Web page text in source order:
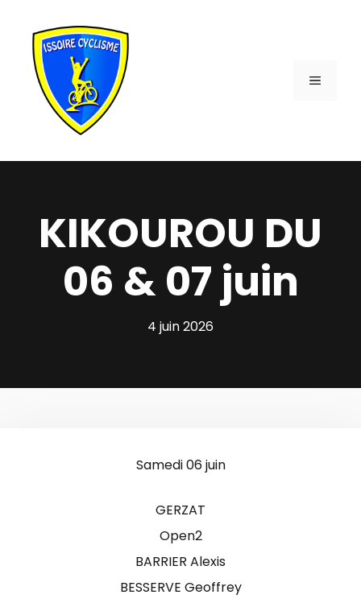
contenu
MENU
KIKOUROU DU
06 & 07 juin
4 juin 2026
Samedi 06 juin
GERZAT
Open2
BARRIER Alexis
BESSERVE Geoffrey